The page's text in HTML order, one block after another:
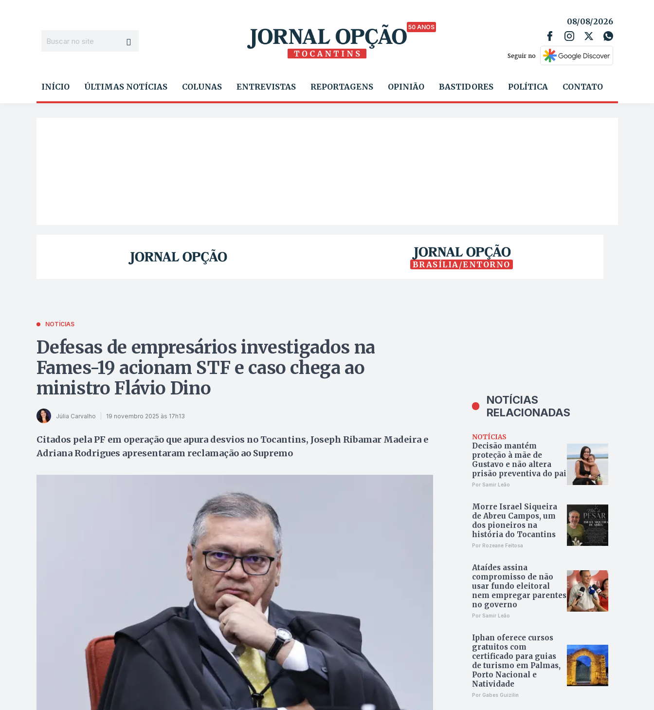
50 ANOS
08/08/2026
Seguir no
INÍCIO ÚLTIMAS NOTÍCIAS COLUNAS ENTREVISTAS REPORTAGENS OPINIÃO BASTIDORES POLÍTICA CONTATO
BRASÍLIA/ENTORNO
NOTÍCIAS
Defesas de empresários investigados na
Fames-19 acionam STF e caso chega ao
ministro Flávio Dino
Júlia Carvalho 19 novembro 2025 às 17h13
Citados pela PF em operação que apura desvios no Tocantins, Joseph Ribamar Madeira e
Adriana Rodrigues apresentaram reclamação ao Supremo
NOTÍCIAS
RELACIONADAS
NOTÍCIAS
Decisão mantém
proteção à mãe de
Gustavo e não altera
prisão preventiva do pai
Por Samir Leão
Morre Israel Siqueira
de Abreu Campos, um
dos pioneiros na
história do Tocantins
Por Rozeane Feitosa
Ataídes assina
compromisso de não
usar fundo eleitoral
nem empregar parentes
no governo
Por Samir Leão
Iphan oferece cursos
gratuitos com
certificado para guias
de turismo em Palmas,
Porto Nacional e
Natividade
Por Gabes Guizilin